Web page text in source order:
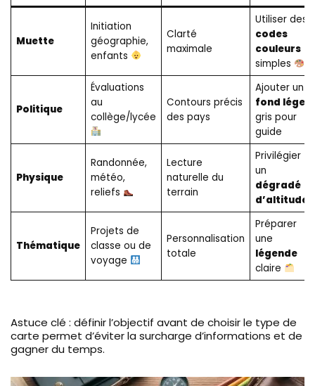
Muette
Initiation
géographie,
enfants
Clarté
maximale
Utiliser des
codes
couleurs
simples
Politique
Évaluations
au
collège/lycée
Contours précis
des pays
Ajouter un
fond léger
gris pour
guide
Physique
Randonnée,
météo,
reliefs
Lecture
naturelle du
terrain
Privilégier
un
dégradé
d’altitudes
Thématique
Projets de
classe ou de
voyage
Personnalisation
totale
Préparer
une
légende
claire
Astuce clé : définir l’objectif avant de choisir le type de
carte permet d’éviter la surcharge d’informations et de
gagner du temps.